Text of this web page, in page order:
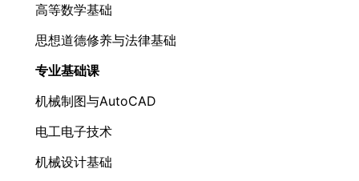
高等数学基础
思想道德修养与法律基础
专业基础课
机械制图与AutoCAD
电工电子技术
机械设计基础